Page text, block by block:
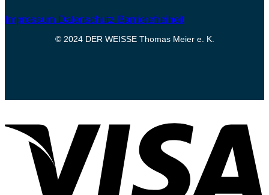
Impressum Datenschutz Barrierefreiheit
© 2024 DER WEISSE Thomas Meier e. K.